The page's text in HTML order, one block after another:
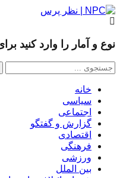
نوع و آمار را وارد کنید
خانه
سیاسی
اجتماعی
گزارش و گفتگو
اقتصادی
فرهنگی
ورزشی
بین الملل